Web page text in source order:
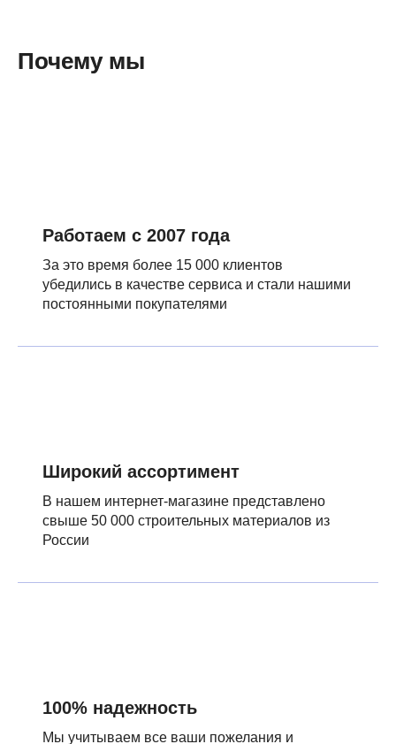
Почему мы
Работаем с 2007 года
За это время более 15 000 клиентов
убедились в качестве сервиса и стали нашими
постоянными покупателями
Широкий ассортимент
В нашем интернет-магазине представлено
свыше 50 000 строительных материалов из
России
100% надежность
Мы учитываем все ваши пожелания и